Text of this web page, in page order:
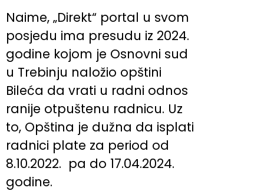
Naime, „Direkt“ portal u svom
posjedu ima presudu iz 2024.
godine kojom je Osnovni sud
u Trebinju naložio opštini
Bileća da vrati u radni odnos
ranije otpuštenu radnicu. Uz
to, Opština je dužna da isplati
radnici plate za period od
8.10.2022. pa do 17.04.2024.
godine.